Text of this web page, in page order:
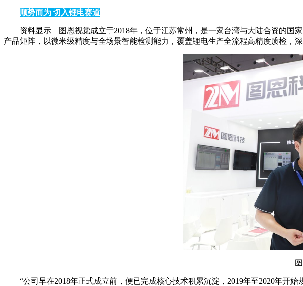
顺势而为 切入锂电赛道
资料显示，图恩视觉成立于2018年，位于江苏常州，是一家台湾与大陆合资的
产品矩阵，以微米级精度与全场景智能检测能力，覆盖锂电生产全流程高精度质检，
“公司早在2018年正式成立前，便已完成核心技术积累沉淀，2019年至2020年开